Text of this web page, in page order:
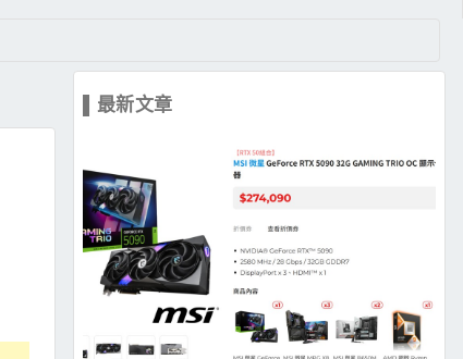
▌最新文章